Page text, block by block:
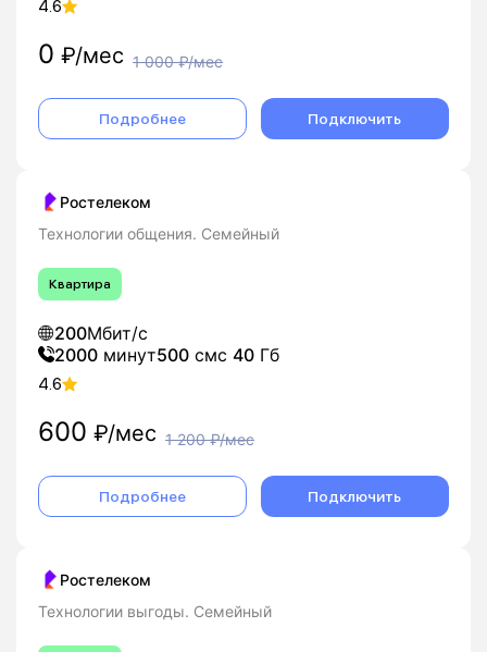
4.6
0 ₽/мес 1 000₽/мес
Подробнее Подключить
Ростелеком
Технологии общения. Семейный
Квартира
200Мбит/с
2000 минут500 смс 40 Гб
4.6
600 ₽/мес 1 200₽/мес
Подробнее Подключить
Ростелеком
Технологии выгоды. Семейный